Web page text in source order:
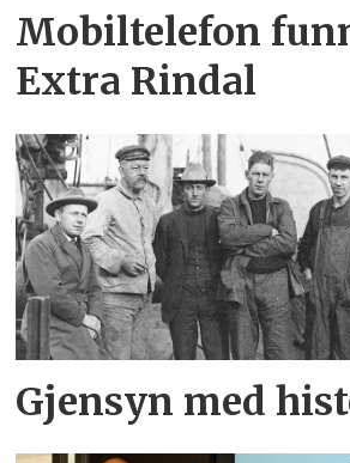
Mobiltelefon
Extra Rindal
Gjensyn med